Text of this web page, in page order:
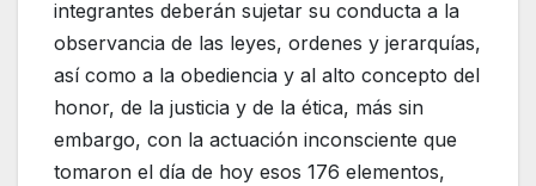
integrantes deberán sujetar su conducta a la
observancia de las leyes, ordenes y jerarquías,
así como a la obediencia y al alto concepto del
honor, de la justicia y de la ética, más sin
embargo, con la actuación inconsciente que
tomaron el día de hoy esos 176 elementos,